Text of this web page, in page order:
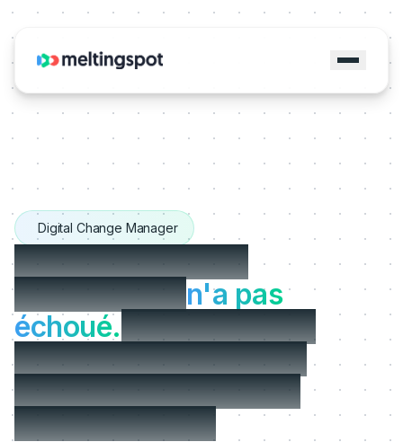
Digital Change Manager
Votre conduite du
changementn'a pas
échoué.Elle s'est juste
arrêtée au go-live, pile
quand vos équipes en
avaient besoin.